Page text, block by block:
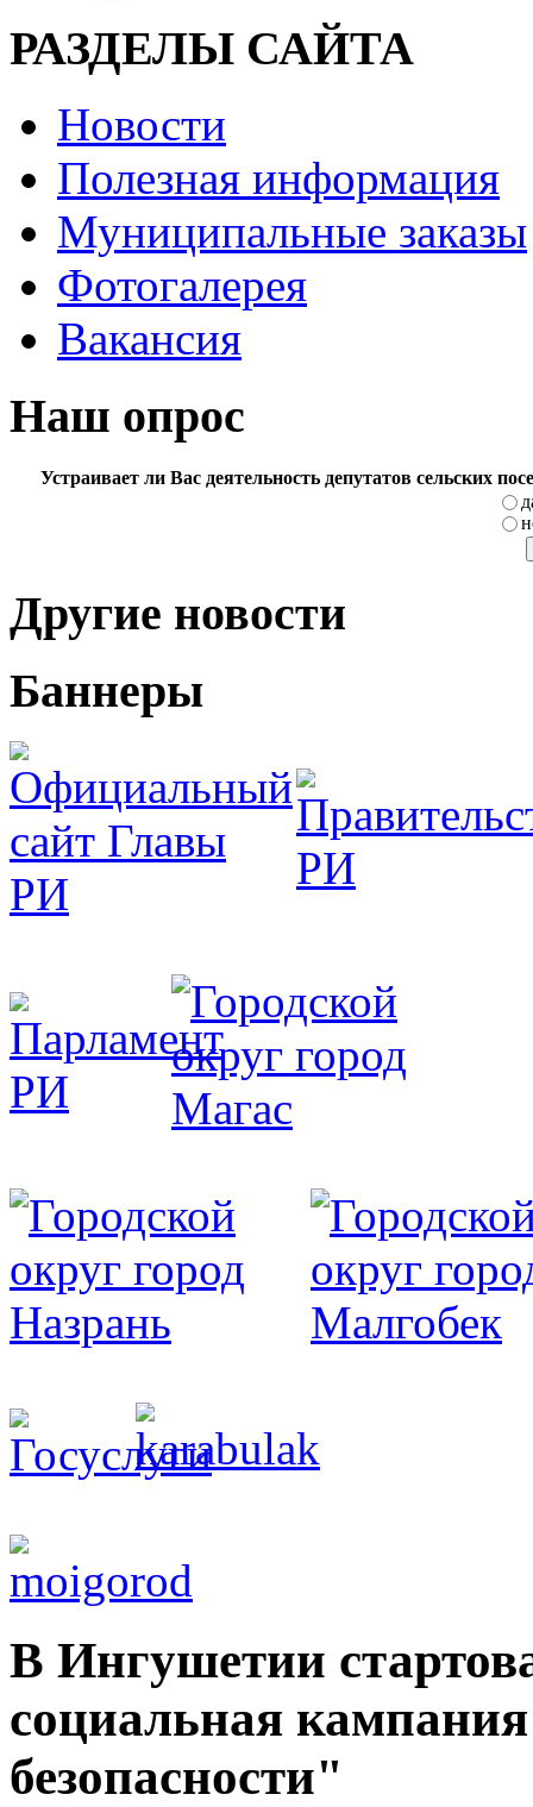
РАЗДЕЛЫ САЙТА
Новости
Полезная информация
Муниципальные заказы
Фотогалерея
Вакансия
Наш опрос
Устраивает ли Вас деятельность депутатов сельских
Другие новости
Баннеры
В Ингушетии
социальная
безопасности"